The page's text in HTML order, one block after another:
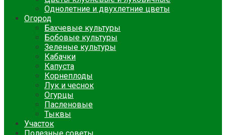
Однолетние и двухлетние цветы
Огород
Бахчевые культуры
Бобовые культуры
Зеленые культуры
Кабачки
Капуста
Корнеплоды
Лук и чеснок
Огурцы
Пасленовые
Тыквы
Участок